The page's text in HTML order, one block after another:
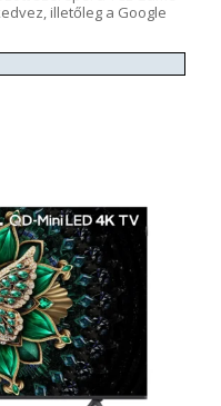
illetőleg a Google